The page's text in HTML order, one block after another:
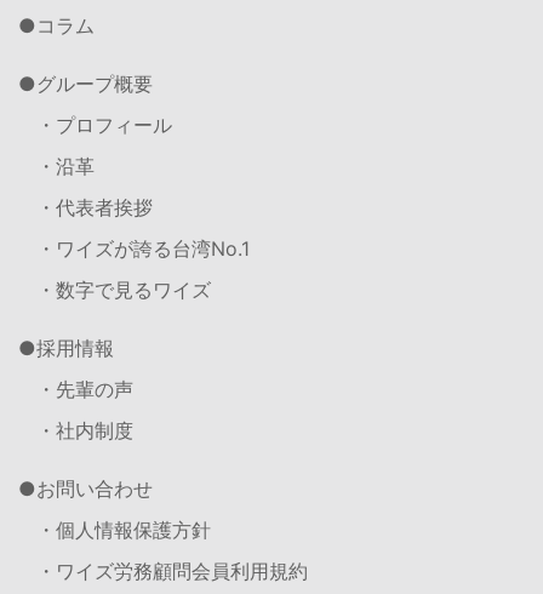
コラム
グループ概要
・プロフィール
・沿革
・代表者挨拶
・ワイズが誇る台湾No.1
・数字で見るワイズ
採用情報
・先輩の声
・社内制度
お問い合わせ
・個人情報保護方針
・ワイズ労務顧問会員利用規約